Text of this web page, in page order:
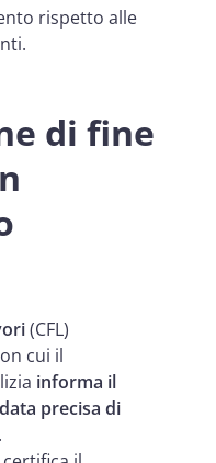
rispetto alle
di fine
(CFL)
cui il
informa il
precisa di
.